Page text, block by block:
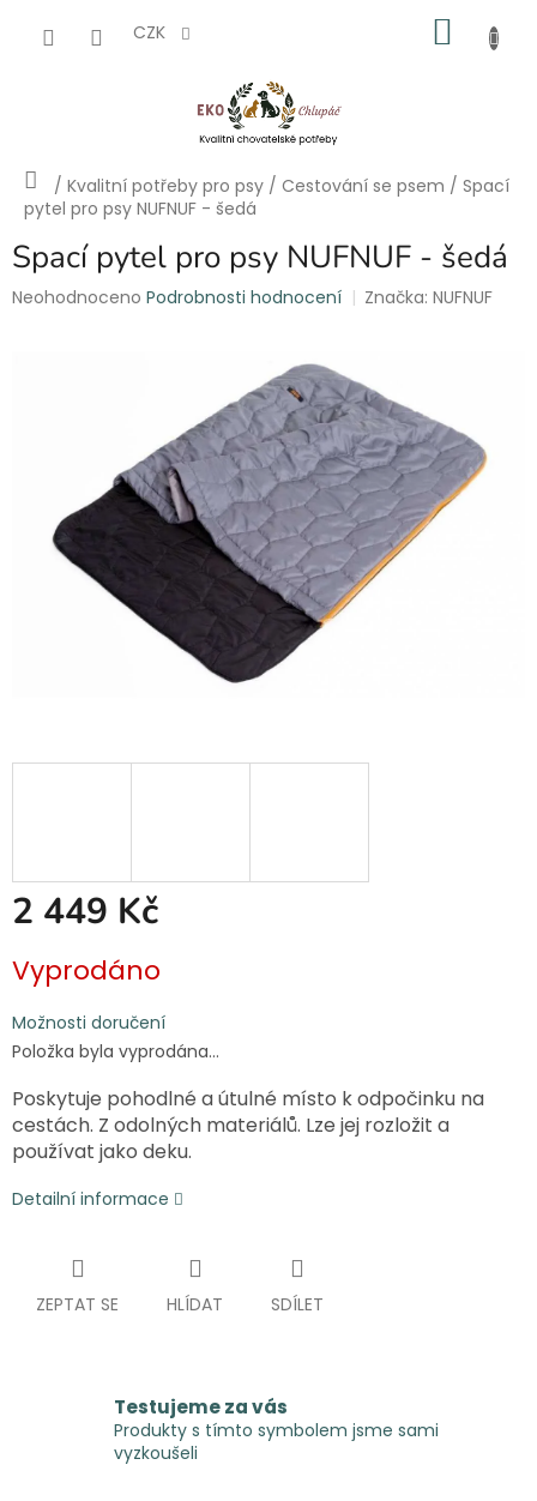
CZK
Domů
/ Kvalitní potřeby pro psy / Cestování se psem / Spací
pytel pro psy NUFNUF - šedá
Spací pytel pro psy NUFNUF - šedá
Průměrné
Neohodnoceno Podrobnosti hodnocení Značka:NUFNUF
2 449 Kč
cena:
Vyprodáno
Možnosti doručení
Položka byla vyprodána…
Poskytuje pohodlné a útulné místo k odpočinku na
cestách. Z odolných materiálů. Lze jej rozložit a
používat jako deku.
Detailní informace
ZEPTAT SE HLÍDAT SDÍLET
Testujeme za vás
Produkty s tímto symbolem jsme sami
vyzkoušeli